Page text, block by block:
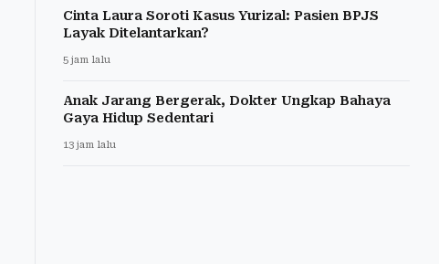
Cinta Laura Soroti Kasus Yurizal: Pasien BPJS
Layak Ditelantarkan?
5 jam lalu
Anak Jarang Bergerak, Dokter Ungkap Bahaya
Gaya Hidup Sedentari
13 jam lalu